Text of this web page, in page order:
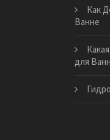
Как
Ванне
для